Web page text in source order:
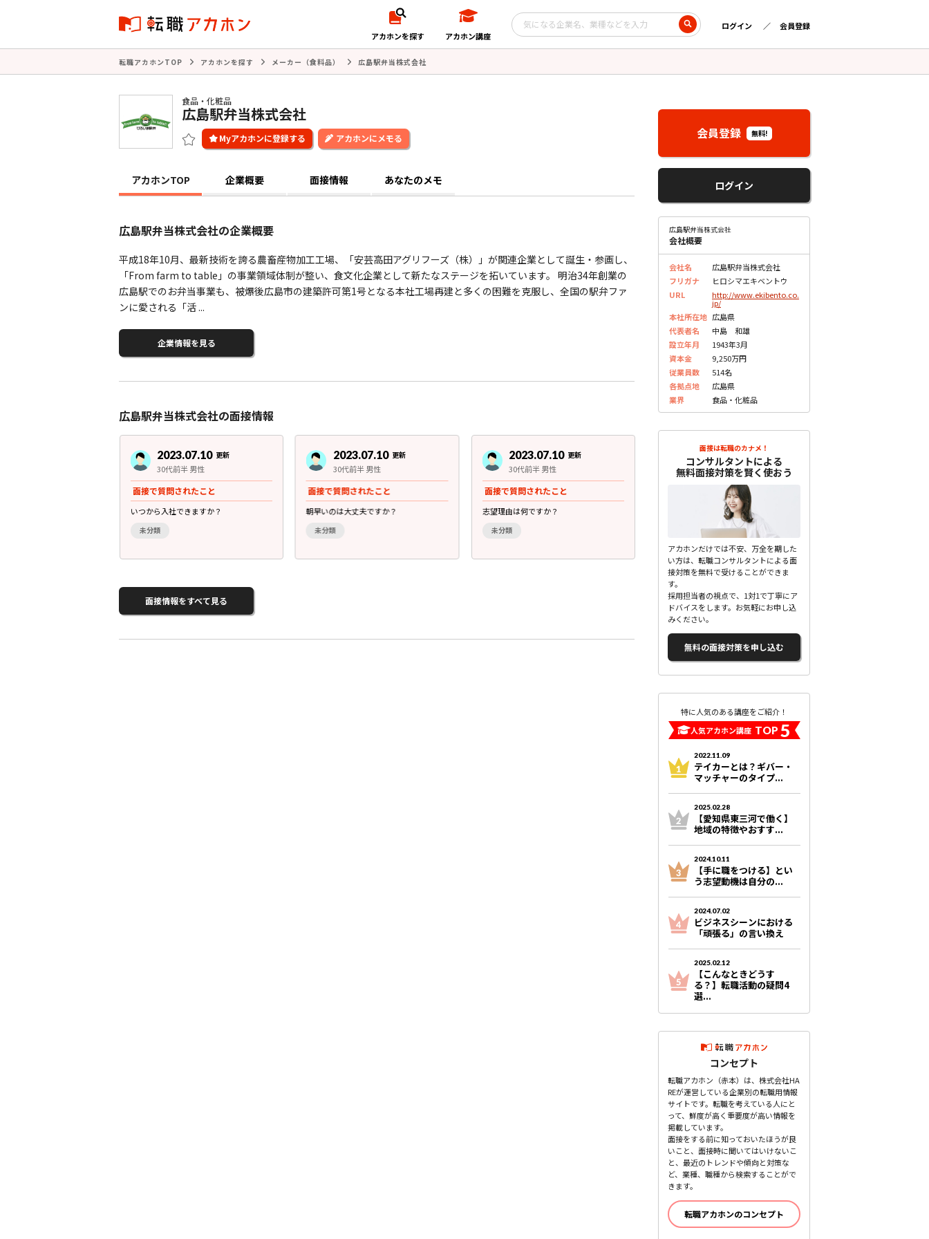
アカホンを探す アカホン講座
ログイン 会員登録
転職アカホンTOP アカホンを探す メーカー（食料品） 広島駅弁当株式会社
食品・化粧品
広島駅弁当株式会社
アカホンにメモる
アカホンTOP 企業概要 面接情報 あなたのメモ
広島駅弁当株式会社の企業概要
平成18年10月、最新技術を誇る農畜産物加工工場、「安芸高田アグリフーズ（株）」が関連企業として誕生・参画し、
「From farm to table」の事業領域体制が整い、食文化企業として新たなステージを拓いています。 明治34年創業の
広島駅でのお弁当事業も、被爆後広島市の建築許可第1号となる本社工場再建と多くの困難を克服し、全国の駅弁ファ
ンに愛される「活 ...
企業情報を見る
広島駅弁当株式会社の面接情報
2023.07.10 更新
30代前半 男性
面接で質問されたこと
いつから入社できますか？
未分類
2023.07.10 更新
30代前半 男性
面接で質問されたこと
朝早いのは大丈夫ですか？
未分類
2023.07.10 更新
30代前半 男性
面接で質問されたこと
志望理由は何ですか？
未分類
2023.07.10 更新
30代前半 女性
面接で質問されたこと
入社後どういうプランで活躍したいです
面接情報をすべて見る
会員登録 無料!
ログイン
広島駅弁当株式会社
会社概要
会社名
広島駅弁当株式会社
フリガナ
ヒロシマエキベントウ
URL
http://www.ekibento.co.
jp/
本社所在地 広島県
代表者名
中島 和雄
設立年月
1943年3月
資本金
9,250万円
従業員数
514名
各拠点地
広島県
業界
食品・化粧品
面接は転職のカナメ！
コンサルタントによる
無料面接対策を賢く使おう
アカホンだけでは不安、万全を期した
い方は、転職コンサルタントによる面
接対策を無料で受けることができま
す。
採用担当者の視点で、1対1で丁寧にア
ドバイスをします。お気軽にお申し込
みください。
無料の面接対策を申し込む
特に人気のある講座をご紹介！
人気アカホン講座 TOP 5
2022.11.09
テイカーとは？ギバー・
マッチャーのタイプ...
2025.02.28
【愛知県東三河で働く】
地域の特徴やおすす...
2024.10.11
【手に職をつける】とい
う志望動機は自分の...
2024.07.02
ビジネスシーンにおける
「頑張る」の言い換え
2025.02.12
【こんなときどうす
る？】転職活動の疑問4
選...
コンセプト
転職アカホン（赤本）は、株式会社HA
REが運営している企業別の転職用情報
サイトです。転職を考えている人にと
って、鮮度が高く重要度が高い情報を
掲載しています。
面接をする前に知っておいたほうが良
いこと、面接時に聞いてはいけないこ
と、最近のトレンドや傾向と対策な
ど、業種、職種から検索することがで
きます。
転職アカホンのコンセプト